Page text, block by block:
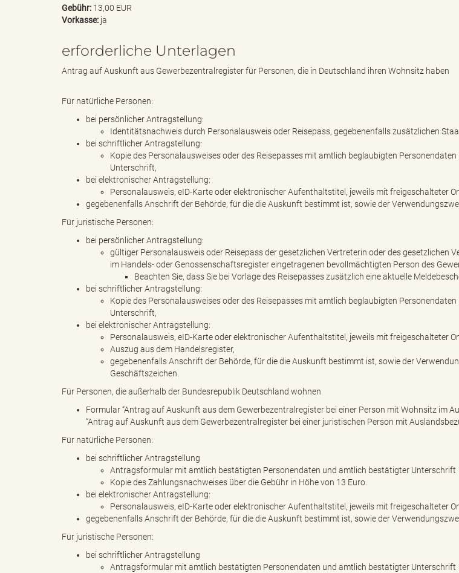
k
r
e
B
ö
Gebühr: 13,00 EUR
Vorkasse: ja
erforderliche Unterlagen
Antrag auf Auskunft aus Gewerbezentralregister für Personen, die in Deutschland ihren Wohnsitz haben
Für natürliche Personen:
bei persönlicher Antragstellung:
Identitätsnachweis durch Personalausweis oder Reisepass, gegebenenfalls zusätzlichen
bei schriftlicher Antragstellung:
Kopie des Personalausweises oder des Reisepasses mit amtlich beglaubigten
Unterschrift,
bei elektronischer Antragstellung:
Personalausweis, eID-Karte oder elektronischer Aufenthaltstitel, jeweils mit freigeschalteter
gegebenenfalls Anschrift der Behörde, für die die Auskunft bestimmt ist, sowie der
Für juristische Personen:
bei persönlicher Antragstellung:
gültiger Personalausweis oder Reisepass der gesetzlichen Vertreterin oder des gesetzlichen
im Handels- oder Genossenschaftsregister eingetragenen bevollmächtigten Person des
Beachten Sie, dass Sie bei Vorlage des Reisepasses zusätzlich eine aktuelle
bei schriftlicher Antragstellung:
Kopie des Personalausweises oder des Reisepasses mit amtlich beglaubigten
Unterschrift,
bei elektronischer Antragstellung:
Personalausweis, eID-Karte oder elektronischer Aufenthaltstitel, jeweils mit freigeschalteter
Auszug aus dem Handelsregister,
gegebenenfalls Anschrift der Behörde, für die die Auskunft bestimmt ist, sowie der
Geschäftszeichen.
Für Personen, die außerhalb der Bundesrepublik Deutschland wohnen
Formular “Antrag auf Auskunft aus dem Gewerbezentralregister bei einer Person mit Wohnsitz im
“Antrag auf Auskunft aus dem Gewerbezentralregister bei einer juristischen Person mit
Für natürliche Personen:
bei schriftlicher Antragstellung
Antragsformular mit amtlich bestätigten Personendaten und amtlich bestätigter Unterschrift
Kopie des Zahlungsnachweises über die Gebühr in Höhe von 13 Euro.
bei elektronischer Antragstellung:
Personalausweis, eID-Karte oder elektronischer Aufenthaltstitel, jeweils mit freigeschalteter
gegebenenfalls Anschrift der Behörde, für die die Auskunft bestimmt ist, sowie der
Für juristische Personen:
bei schriftlicher Antragstellung
Antragsformular mit amtlich bestätigten Personendaten und amtlich bestätigter Unterschrift